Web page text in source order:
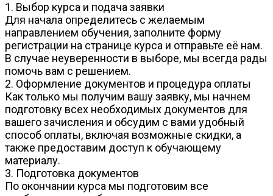
1. Выбор курса и подача заявки
Для начала определитесь с желаемым
направлением обучения, заполните форму
регистрации на странице курса и отправьте её нам.
В случае неуверенности в выборе, мы всегда рады
помочь вам с решением.
2. Оформление документов и процедура оплаты
Как только мы получим вашу заявку, мы начнем
подготовку всех необходимых документов для
вашего зачисления и обсудим с вами удобный
способ оплаты, включая возможные скидки, а
также предоставим доступ к обучающему
материалу.
3. Подготовка документов
По окончании курса мы подготовим все